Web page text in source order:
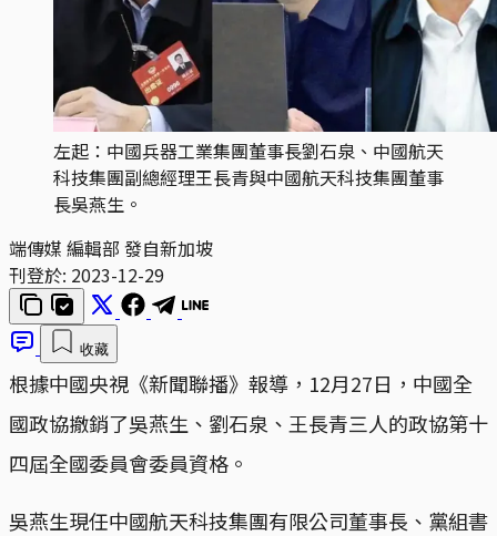
左起：中國兵器工業集團董事長劉石泉、中國航天
科技集團副總經理王長青與中國航天科技集團董事
長吳燕生。
端傳媒 編輯部 發自新加坡
刊登於: 2023-12-29
收藏
根據中國央視《新聞聯播》報導，12月27日，中國全
國政協撤銷了吳燕生、劉石泉、王長青三人的政協第十
四屆全國委員會委員資格。
吳燕生現任中國航天科技集團有限公司董事長、黨組書